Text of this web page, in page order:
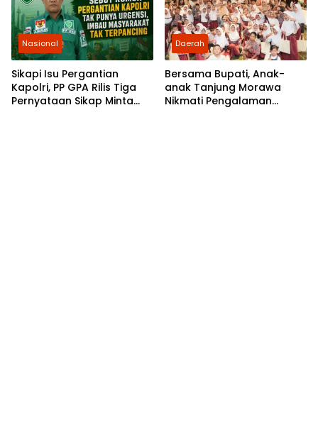
Nasional
Sikapi Isu Pergantian
Kapolri, PP GPA Rilis Tiga
Pernyataan Sikap Minta
Daerah
Bersama Bupati, Anak-
anak Tanjung Morawa
Nikmati Pengalaman